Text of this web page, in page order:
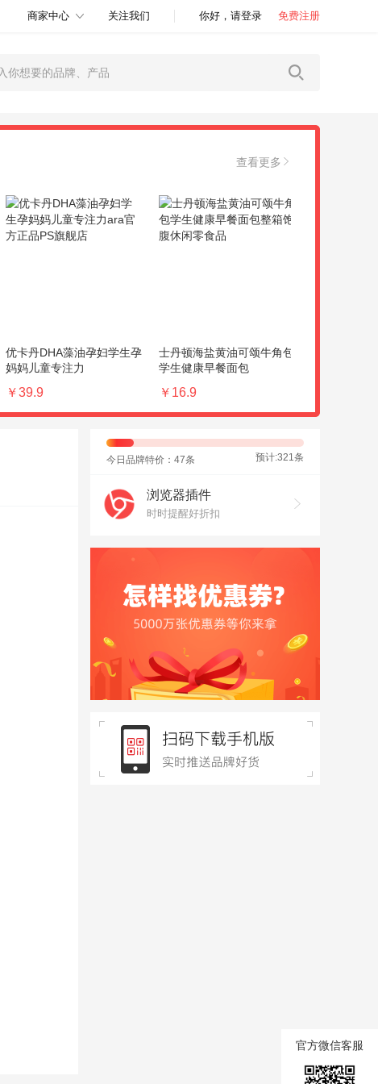
商家中心 关注我们 你好，请登录 免费注册
查看更多
优卡丹DHA藻油孕妇学生孕
妈妈儿童专注力
￥39.9
士丹顿海盐黄油可颂牛角包
学生健康早餐面包
￥16.9
今日品牌特价：47条 预计:321条
浏览器插件
时时提醒好折扣
官方微信客服